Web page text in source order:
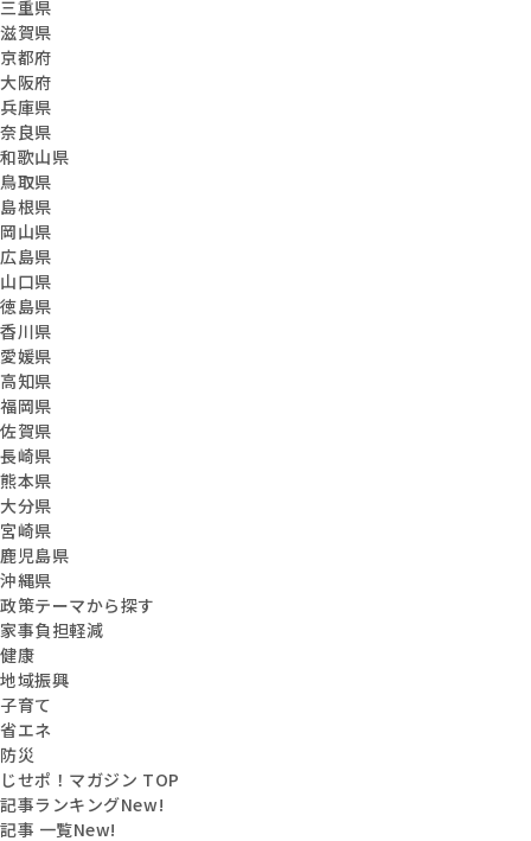
三重県
滋賀県
京都府
大阪府
兵庫県
奈良県
和歌山県
鳥取県
島根県
岡山県
広島県
山口県
徳島県
香川県
愛媛県
高知県
福岡県
佐賀県
長崎県
熊本県
大分県
宮崎県
鹿児島県
沖縄県
政策テーマから探す
家事負担軽減
健康
地域振興
子育て
省エネ
防災
じせポ！マガジン TOP
記事ランキングNew!
記事 一覧New!